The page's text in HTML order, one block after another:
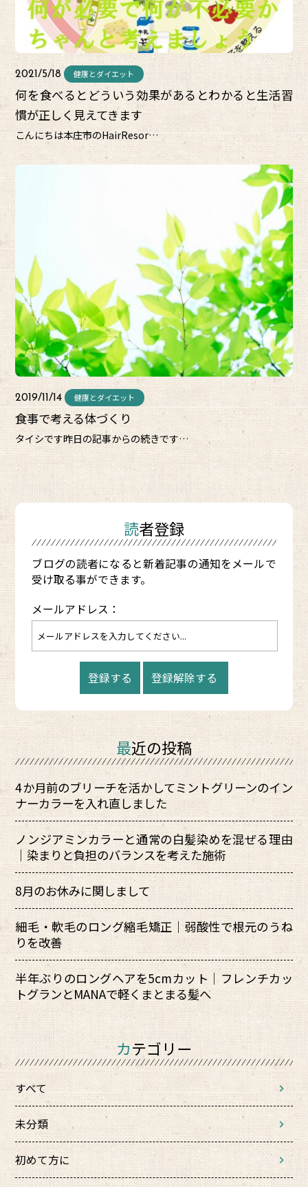
2021/5/18 健康とダイエット
何を食べるとどういう効果があるとわかると生活習
慣が正しく見えてきます
こんにちは本庄市のHairResor…
2019/11/14 健康とダイエット
食事で考える体づくり
タイシです昨日の記事からの続きです…
読者登録
ブログの読者になると新着記事の通知をメールで
受け取る事ができます。
メールアドレス：
最近の投稿
4か月前のブリーチを活かしてミントグリーンのイン
ナーカラーを入れ直しました
ノンジアミンカラーと通常の白髪染めを混ぜる理由
｜染まりと負担のバランスを考えた施術
8月のお休みに関しまして
細毛・軟毛のロング縮毛矯正｜弱酸性で根元のうね
りを改善
半年ぶりのロングヘアを5cmカット｜フレンチカッ
トグランとMANAで軽くまとまる髪へ
カテゴリー
すべて
未分類
初めて方に